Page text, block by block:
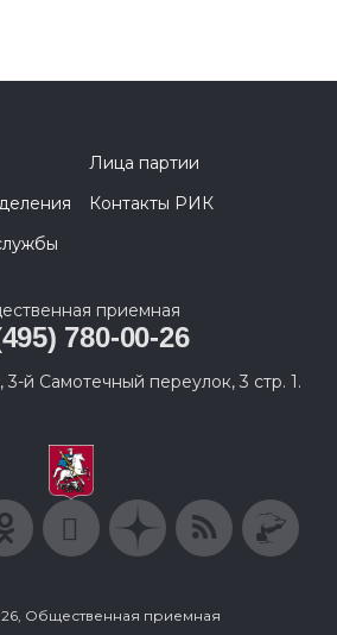
Лица партии
Контакты РИК
приемная
780-00-26
3-й Самотечный переулок, 3 стр. 1.
Общественная приемная